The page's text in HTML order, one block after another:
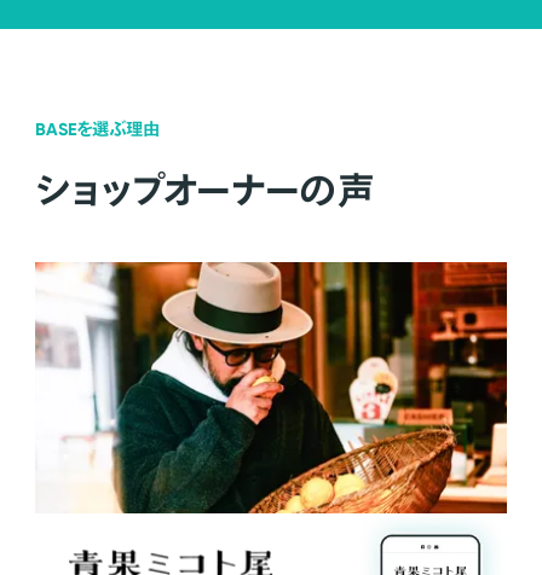
BASEを選ぶ理由
ショップオーナーの声